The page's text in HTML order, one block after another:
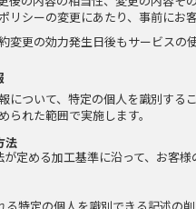
リシーの変更にあたり、事前にお
変更の効力発生日後もサービスの
について、特定の個人を識別す
られた範囲で実施します。
法
定める加工基準に沿って、お客様